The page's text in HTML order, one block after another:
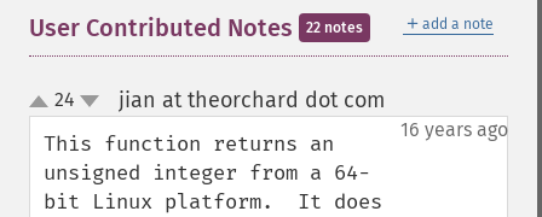
＋ add a note
User Contributed Notes 22 notes
up
down
24 jian at theorchard dot com
16 years ago
This function returns an
unsigned integer from a 64-
bit Linux platform.  It does